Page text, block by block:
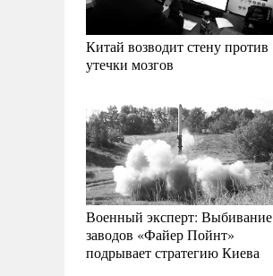
Китай возводит стену против
утечки мозгов
Военный эксперт: Выбивание
заводов «Файер Пойнт»
подрывает стратегию Киева